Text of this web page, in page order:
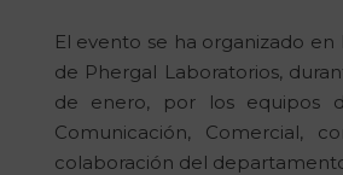
El evento se ha organizado en
de Phergal Laboratorios,
de enero, por los equipos
Comunicación, Comercial,
colaboración del